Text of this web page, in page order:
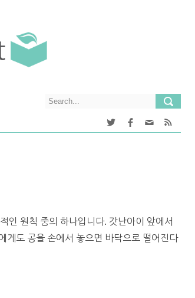
인 원칙 중의 하나입니다. 갓난아이 앞에서
게도 공을 손에서 놓으면 바닥으로 떨어진다